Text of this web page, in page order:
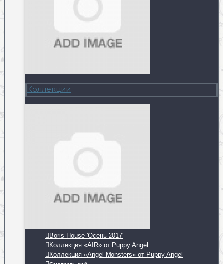
Коллекции
Boris House 'Осень 2017'
Коллекция «AIR» от Puppy Angel
Коллекция «Angel Monsters» от Puppy Angel